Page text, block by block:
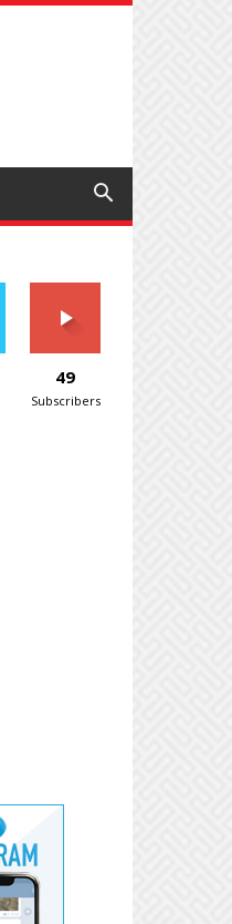
49
Subscribers